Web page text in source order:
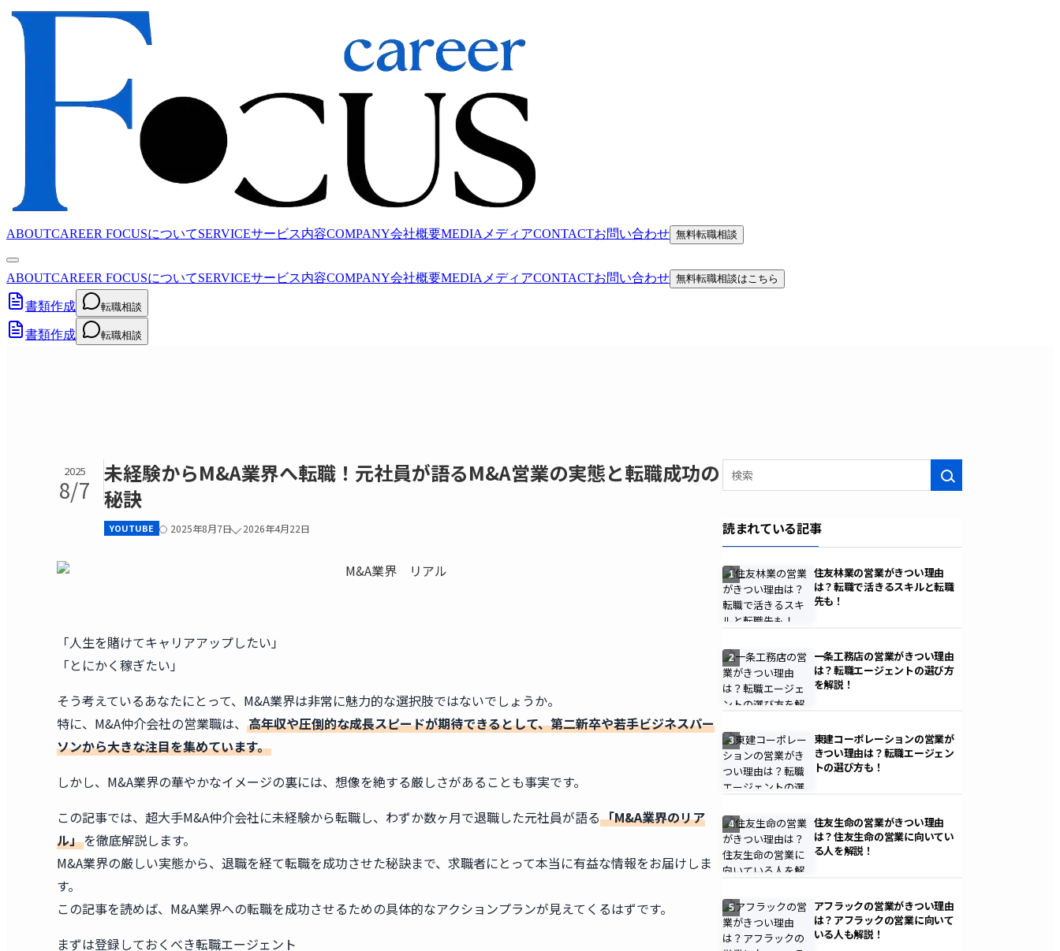
ABOUTCAREER FOCUSについてSERVICEサービス内容COMPANY会社概要MEDIA メディアCONTACTお問い合わせ 無料転職相談
ABOUTCAREER FOCUSについてSERVICEサービス内容COMPANY会社概要MEDIA メディアCONTACTお問い合わせ 無料転職相談はこちら
書類作成 転職相談
書類作成 転職相談
2025
8/7
未経験からM&A業界へ転職！元社員が語るM&A営業の実態と転職成功の
秘訣
YOUTUBE 2025年8月7日 2026年4月22日
「人生を賭けてキャリアアップしたい」
「とにかく稼ぎたい」
そう考えているあなたにとって、M&A業界は非常に魅力的な選択肢ではないでしょうか。
特に、M&A仲介会社の営業職は、 高年収や圧倒的な成長スピードが期待できるとして、第二新卒や若手ビジネスパー
ソンから大きな注目を集めています。
しかし、M&A業界の華やかなイメージの裏には、想像を絶する厳しさがあることも事実です。
この記事では、超大手M&A仲介会社に未経験から転職し、わずか数ヶ月で退職した元社員が語る「M&A業界のリア
ル」を徹底解説します。
M&A業界の厳しい実態から、退職を経て転職を成功させた秘訣まで、求職者にとって本当に有益な情報をお届けしま
す。
この記事を読めば、M&A業界への転職を成功させるための具体的なアクションプランが見えてくるはずです。
まずは登録しておくべき転職エージェント
検索
読まれている記事
1
住友林業の営業がきつい理由
は？転職で活きるスキルと転職
先も！
2
一条工務店の営業がきつい理由
は？転職エージェントの選び方
を解説！
3
東建コーポレーションの営業が
きつい理由は？転職エージェン
トの選び方も！
4
住友生命の営業がきつい理由
は？住友生命の営業に向いてい
る人を解説！
5
アフラックの営業がきつい理由
は？アフラックの営業に向いて
いる人も解説！